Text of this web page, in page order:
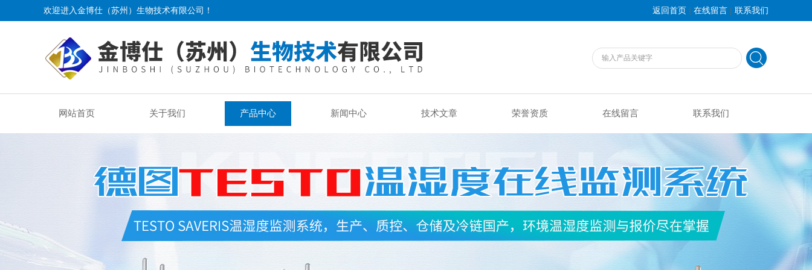
欢迎进入金博仕（苏州）生物技术有限公司！ 返回首页 | 在线留言 | 联系我们
网站首页 关于我们 产品中心 新闻中心 技术文章 荣誉资质 在线留言 联系我们